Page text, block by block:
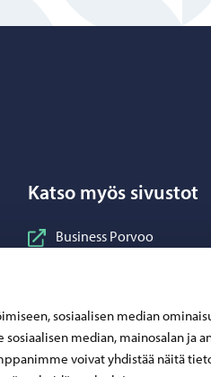
sosiaalisen median
median, mainosalan ja
voivat yhdistää näitä
Katso myös sivustot
Business Porvoo
Porvoonseudun
Porvoon vesi